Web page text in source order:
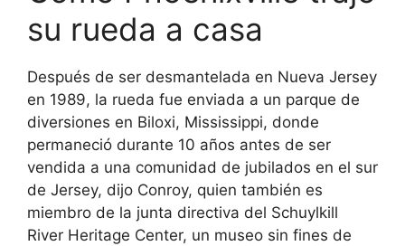
su rueda a casa
Después de ser desmantelada en Nueva Jersey
en 1989, la rueda fue enviada a un parque de
diversiones en Biloxi, Mississippi, donde
permaneció durante 10 años antes de ser
vendida a una comunidad de jubilados en el sur
de Jersey, dijo Conroy, quien también es
miembro de la junta directiva del Schuylkill
River Heritage Center, un museo sin fines de